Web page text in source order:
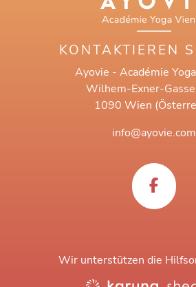
KONTAKTIEREN
Ayovie - Académie
Wilhem-Exner-
1090 Wien
info@ayovie.com
Wir unterstützen die